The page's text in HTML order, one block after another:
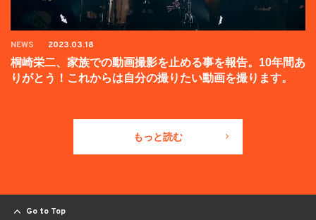
NEWS 2023.03.18
桐崎栄二、家族での動画撮影を止める事を報告。10年間あ
りがとう！これからは自分の撮りたい動画を撮ります。
もっと読む
Go to Top